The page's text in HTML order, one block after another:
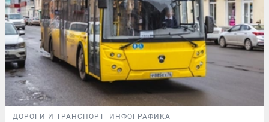
ДОРОГИ И ТРАНСПОРТ ИНФОГРАФИКА